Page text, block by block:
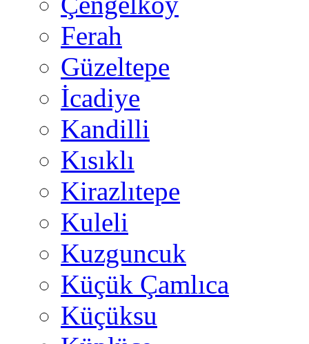
Ferah
Güzeltepe
İcadiye
Kandilli
Kısıklı
Kirazlıtepe
Kuleli
Kuzguncuk
Küçük Çamlıca
Küçüksu